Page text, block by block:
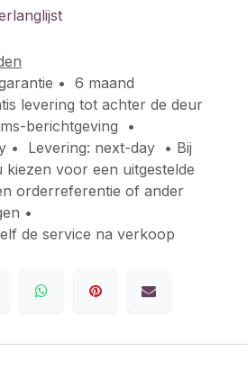
• 6 maand
levering tot achter de deur
berichtgeving •
• Levering: next-day • Bij
voor een uitgestelde
orderreferentie of ander
•
de service na verkoop